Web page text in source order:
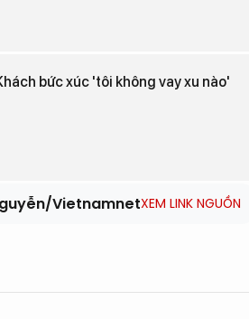
bức xúc 'tôi không vay xu nào'
VietnamnetXEM LINK NGUỒN